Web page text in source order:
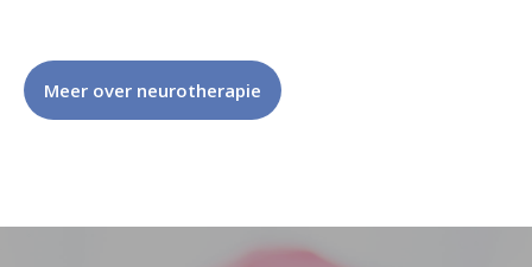
Meer over neurotherapie